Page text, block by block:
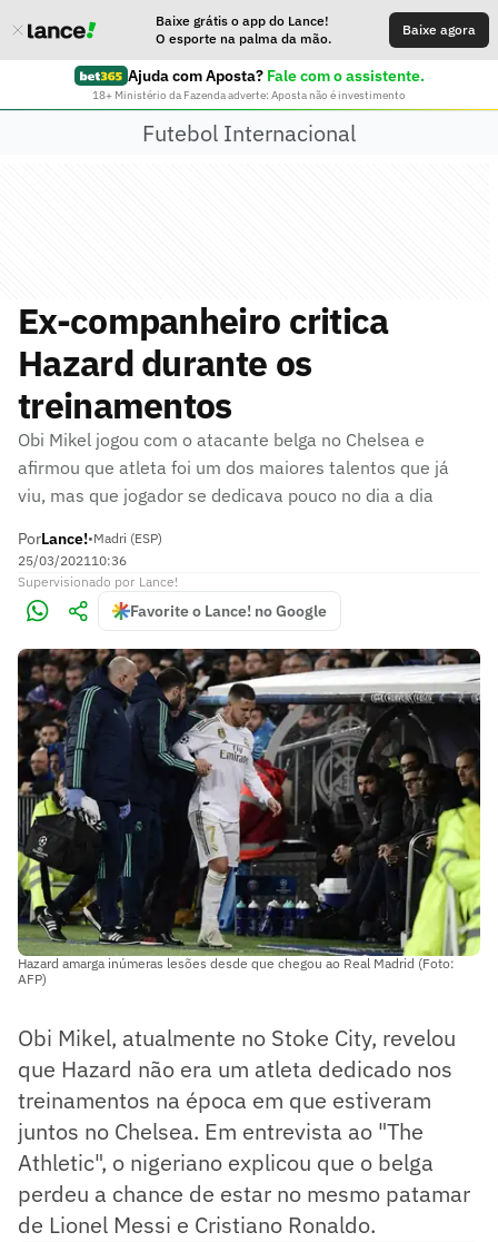
Baixe grátis o app do Lance!
O esporte na palma da mão.
Baixe agora
Ajuda com Aposta? Fale com o assistente.
18+ Ministério da Fazenda adverte: Aposta não é investimento
Futebol Internacional
Ex-companheiro critica
Hazard durante os
treinamentos
Obi Mikel jogou com o atacante belga no Chelsea e
afirmou que atleta foi um dos maiores talentos que já
viu, mas que jogador se dedicava pouco no dia a dia
PorLance!•Madri (ESP)
25/03/202110:36
Supervisionado por Lance!
Favorite o Lance! no Google
Hazard amarga inúmeras lesões desde que chegou ao Real Madrid (Foto:
AFP)
Obi Mikel, atualmente no Stoke City, revelou
que Hazard não era um atleta dedicado nos
treinamentos na época em que estiveram
juntos no Chelsea. Em entrevista ao "The
Athletic", o nigeriano explicou que o belga
perdeu a chance de estar no mesmo patamar
de Lionel Messi e Cristiano Ronaldo.